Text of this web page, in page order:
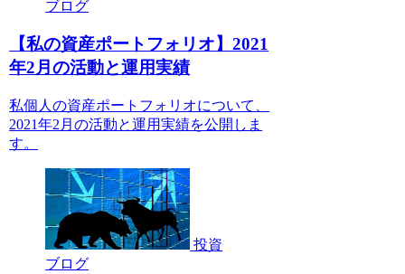
ブログ
【私の資産ポートフォリオ】2021
年2月の活動と運用実績
私個人の資産ポートフォリオについて、
2021年2月の活動と運用実績を公開しま
す。
投資
ブログ